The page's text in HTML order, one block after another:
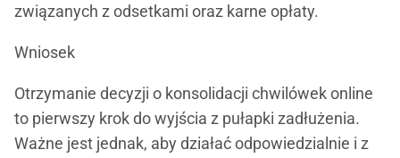
związanych z odsetkami oraz karne opłaty.
Wniosek
Otrzymanie decyzji o konsolidacji chwilówek online
to pierwszy krok do wyjścia z pułapki zadłużenia.
Ważne jest jednak, aby działać odpowiedzialnie i z